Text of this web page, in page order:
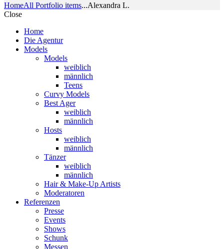
HomeAll Portfolio items...Alexandra L.
Close
Home
Die Agentur
Models
Models
weiblich
männlich
Teens
Curvy Models
Best Ager
weiblich
männlich
Hosts
weiblich
männlich
Tänzer
weiblich
männlich
Hair & Make-Up Artists
Moderatoren
Referenzen
Presse
Events
Shows
Schunk
Messen